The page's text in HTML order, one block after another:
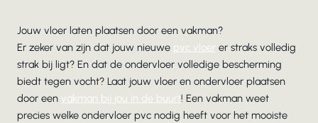
Jouw vloer laten plaatsen door een vakman?
Er zeker van zijn dat jouw nieuwe pvc vloer er straks volledig
strak bij ligt? En dat de ondervloer volledige bescherming
biedt tegen vocht? Laat jouw vloer en ondervloer plaatsen
door een vakman bij jou in de buurt! Een vakman weet
precies welke ondervloer pvc nodig heeft voor het mooiste